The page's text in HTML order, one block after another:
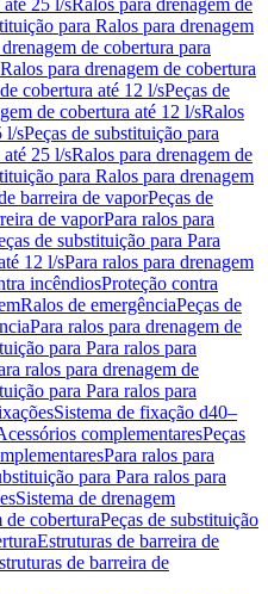
25 l/sRalos para drenagem de
para Ralos para drenagem
de cobertura para
para drenagem de cobertura
cobertura até 12 l/sPeças de
de cobertura até 12 l/sRalos
l/sPeças de substituição para
25 l/sRalos para drenagem de
para Ralos para drenagem
barreira de vaporPeças de
de vaporPara ralos para
de substituição para Para
12 l/sPara ralos para drenagem
incêndiosProteção contra
Ralos de emergênciaPeças de
Para ralos para drenagem de
para Para ralos para
ralos para drenagem de
para Para ralos para
Sistema de fixação d40–
complementaresPeças
Para ralos para
para Para ralos para
Sistema de drenagem
de coberturaPeças de substituição
Estruturas de barreira de
de barreira de